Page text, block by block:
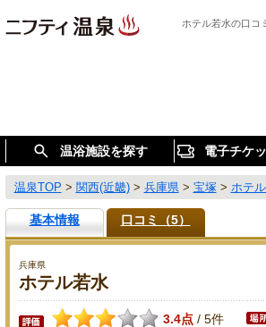
ホテル若水の口コ
温浴施設を探す 電子チケ
温泉TOP > 関西(近畿)> 兵庫県> 宝塚> ホテ
基本情報 口コミ（5）
兵庫県
ホテル若水
3.4点 / 5件